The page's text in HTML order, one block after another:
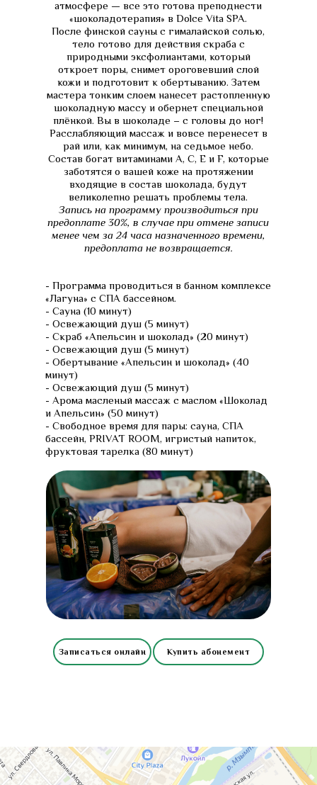
атмосфере — все это готова преподнести
«шоколадотерапия» в Dolce Vita SPA.
После финской сауны с гималайской солью,
тело готово для действия скраба с
природными эксфолиантами, который
откроет поры, снимет ороговевший слой
кожи и подготовит к обертыванию. Затем
мастера тонким слоем нанесет растопленную
шоколадную массу и обернет специальной
плёнкой. Вы в шоколаде – с головы до ног!
Расслабляющий массаж и вовсе перенесет в
рай или, как минимум, на седьмое небо.
Состав богат витаминами A, C, E и F, которые
заботятся о вашей коже на протяжении
входящие в состав шоколада, будут
великолепно решать проблемы тела.
Запись на программу производиться при
предоплате 30%, в случае при отмене записи
менее чем за 24 часа назначенного времени,
предоплата не возвращается.
Записаться онлайн Купить абонемент
- Программа проводиться в банном комплексе
«Лагуна» с СПА бассейном.
- Сауна (10 минут)
- Освежающий душ (5 минут)
- Скраб «Апельсин и шоколад» (20 минут)
- Освежающий душ (5 минут)
- Обертывание «Апельсин и шоколад» (40
минут)
- Освежающий душ (5 минут)
- Арома масленый массаж с маслом «Шоколад
и Апельсин» (50 минут)
- Свободное время для пары: сауна, СПА
бассейн, PRIVAT ROOM, игристый напиток,
фруктовая тарелка (80 минут)